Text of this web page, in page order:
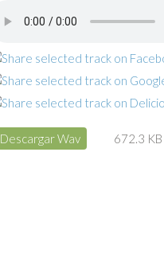
Descargar Wav 672.3 KB